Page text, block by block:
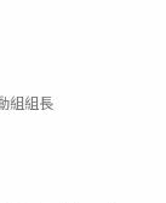
組組長